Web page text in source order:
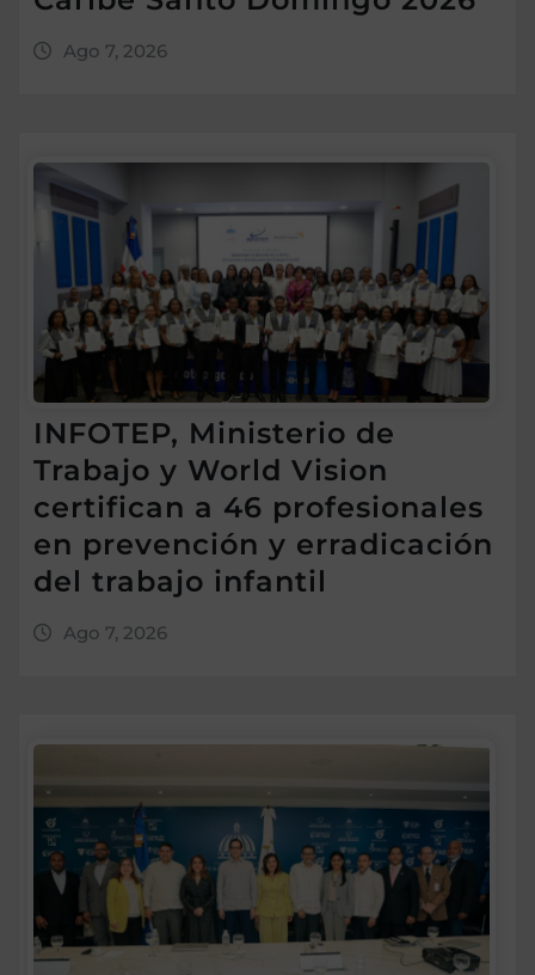
Ago 7, 2026
INFOTEP, Ministerio de
Trabajo y World Vision
certifican a 46 profesionales
en prevención y erradicación
del trabajo infantil
Ago 7, 2026